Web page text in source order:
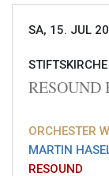
SA, 15. JUL
RESOUND
ORCHESTER
MARTIN
RESOUND